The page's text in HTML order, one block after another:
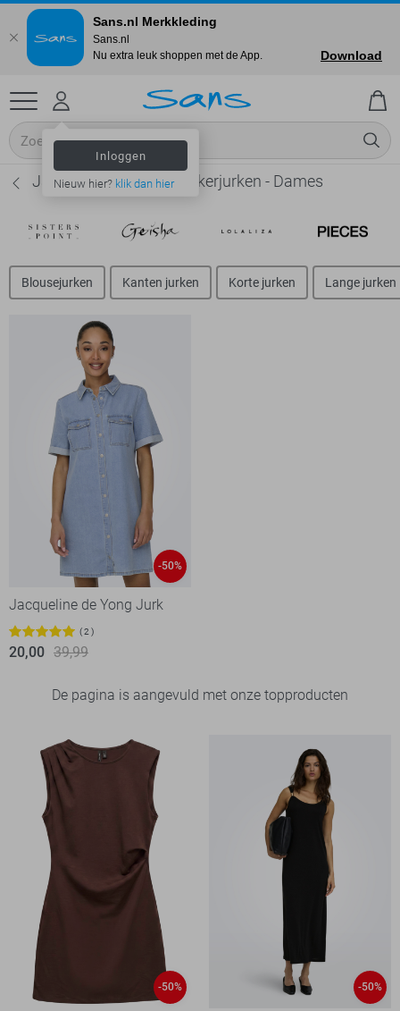
Inloggen
Nieuw hier? klik dan hier
Jacqueline de Yong Spijkerjurken - Dames
Blousejurken Kanten jurken Korte jurken Lange jurken
-50%
Jacqueline de Yong Jurk
2
20,00 39,99
De pagina is aangevuld met onze topproducten
-50% -50%
Sans.nl Merkkleding
Sans.nl
Nu extra leuk shoppen met de App.
Download